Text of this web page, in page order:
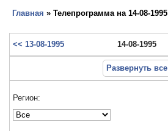
Главная » Телепрограмма на 14-08-1995
<< 13-08-1995 14-08-1995
Развернуть все
Регион: